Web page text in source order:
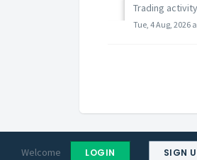
Trading
Tue, 4 Aug, 2026
Welcome LOGIN SIGN